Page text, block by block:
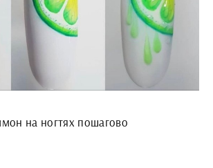
на ногтях пошагово